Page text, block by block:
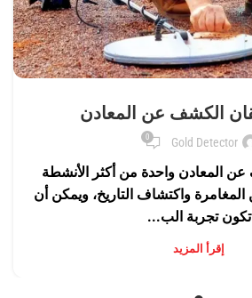
الكشف عن المعادن
Gold Detector
0
عن المعادن واحدة من أكثر الأنشطة
المغامرة واكتشاف التاريخ، ويمكن أن
تكون تجربة الب...
إقرأ المزيد